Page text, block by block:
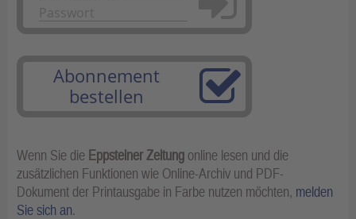
Abonnement
bestellen
Wenn Sie die Eppsteiner Zeitung online lesen und die
zusätzlichen Funktionen wie Online-Archiv und PDF-
Dokument der Printausgabe in Farbe nutzen möchten, melden
Sie sich an.